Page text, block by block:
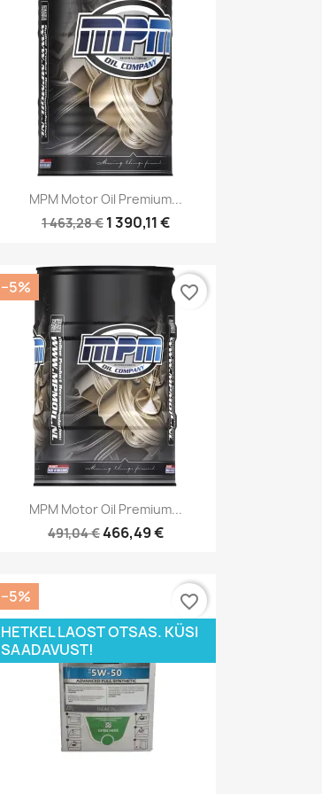
Kiirvaade
MPM Motor Oil Premium...
1 463,28 € 1 390,11 €
Kiirvaade
MPM Motor Oil Premium...
491,04 €466,49 €
−5% favorite_border
−5%
HETKEL LAOST OTSAS. KÜSI
SAADAVUST!
favorite_border